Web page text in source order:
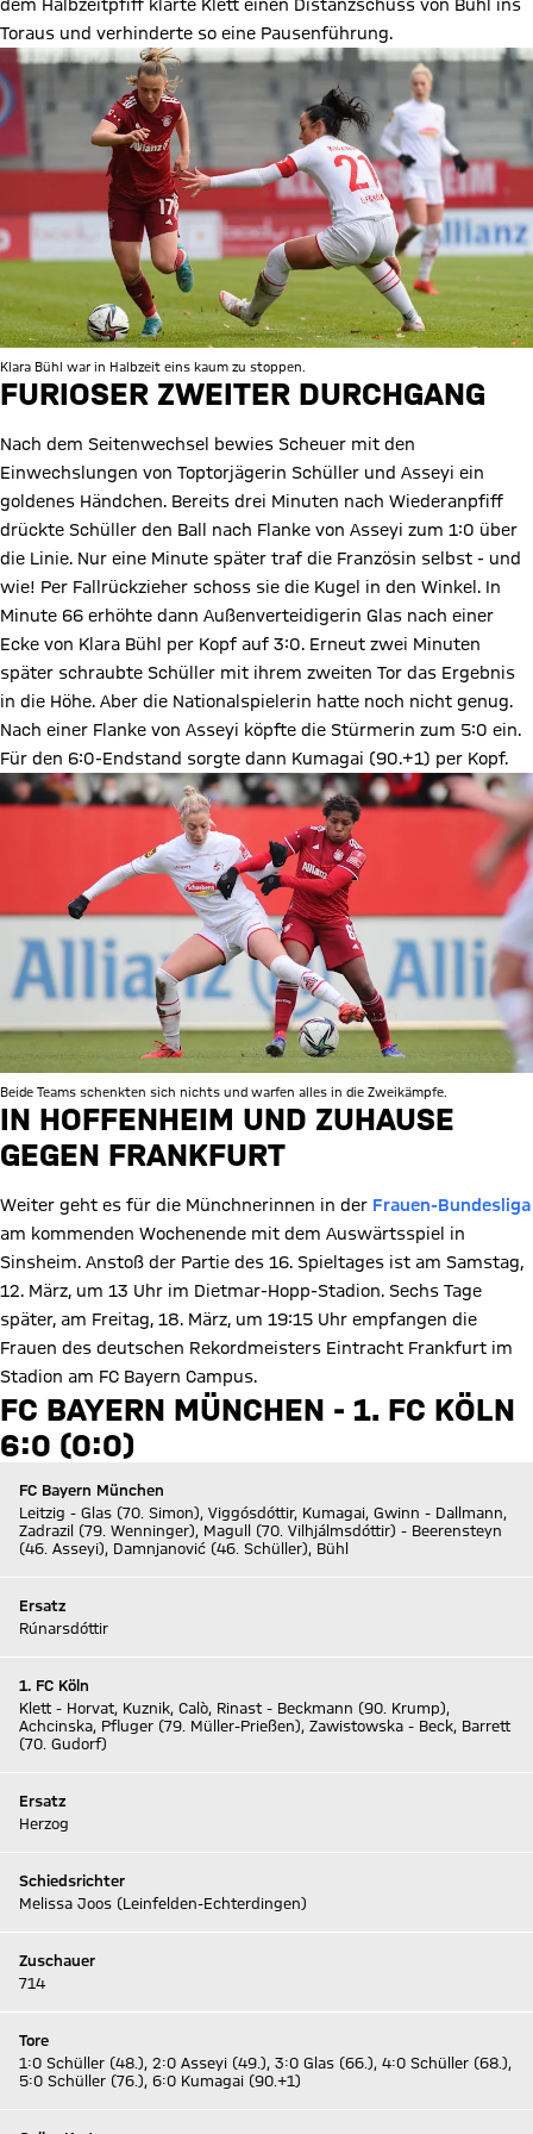
dem Halbzeitpfiff klärte Klett einen Distanzschuss von Bühl ins
Toraus und verhinderte so eine Pausenführung.
Klara Bühl war in Halbzeit eins kaum zu stoppen.
FURIOSER ZWEITER DURCHGANG
Nach dem Seitenwechsel bewies Scheuer mit den
Einwechslungen von Toptorjägerin Schüller und Asseyi ein
goldenes Händchen. Bereits drei Minuten nach Wiederanpfiff
drückte Schüller den Ball nach Flanke von Asseyi zum 1:0 über
die Linie. Nur eine Minute später traf die Französin selbst - und
wie! Per Fallrückzieher schoss sie die Kugel in den Winkel. In
Minute 66 erhöhte dann Außenverteidigerin Glas nach einer
Ecke von Klara Bühl per Kopf auf 3:0. Erneut zwei Minuten
später schraubte Schüller mit ihrem zweiten Tor das Ergebnis
in die Höhe. Aber die Nationalspielerin hatte noch nicht genug.
Nach einer Flanke von Asseyi köpfte die Stürmerin zum 5:0 ein.
Für den 6:0-Endstand sorgte dann Kumagai (90.+1) per Kopf.
Beide Teams schenkten sich nichts und warfen alles in die Zweikämpfe.
IN HOFFENHEIM UND ZUHAUSE
GEGEN FRANKFURT
Weiter geht es für die Münchnerinnen in der Frauen-Bundesliga
am kommenden Wochenende mit dem Auswärtsspiel in
Sinsheim. Anstoß der Partie des 16. Spieltages ist am Samstag,
12. März, um 13 Uhr im Dietmar-Hopp-Stadion. Sechs Tage
später, am Freitag, 18. März, um 19:15 Uhr empfangen die
Frauen des deutschen Rekordmeisters Eintracht Frankfurt im
Stadion am FC Bayern Campus.
FC BAYERN MÜNCHEN - 1. FC KÖLN
6:0 (0:0)
FC Bayern München
Leitzig - Glas (70. Simon), Viggósdóttir, Kumagai, Gwinn - Dallmann,
Zadrazil (79. Wenninger), Magull (70. Vilhjálmsdóttir) - Beerensteyn
(46. Asseyi), Damnjanović (46. Schüller), Bühl
Ersatz
Rúnarsdóttir
1. FC Köln
Klett - Horvat, Kuznik, Calò, Rinast - Beckmann (90. Krump),
Achcinska, Pfluger (79. Müller-Prießen), Zawistowska - Beck, Barrett
(70. Gudorf)
Ersatz
Herzog
Schiedsrichter
Melissa Joos (Leinfelden-Echterdingen)
Zuschauer
714
Tore
1:0 Schüller (48.), 2:0 Asseyi (49.), 3:0 Glas (66.), 4:0 Schüller (68.),
5:0 Schüller (76.), 6:0 Kumagai (90.+1)